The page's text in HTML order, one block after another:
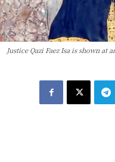
Justice Qazi Faez Isa is shown at